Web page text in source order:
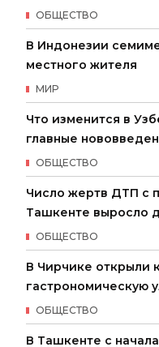
ОБЩЕСТВО
В Индонезии
местного жителя
МИР
Что изменится в
главные
ОБЩЕСТВО
Число жертв ДТП с
Ташкенте выросло
ОБЩЕСТВО
В Чирчике открыли
гастрономическую
ОБЩЕСТВО
В Ташкенте с